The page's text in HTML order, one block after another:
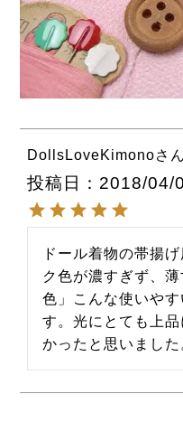
DollsLoveKimono
投稿日 2018/04/
ドール着物の帯揚
ク色が濃すぎず、
色」こんな使いや
す。光にとても上